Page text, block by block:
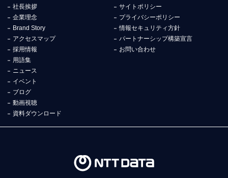
社長挨拶
企業理念
Brand Story
アクセスマップ
採用情報
サイトポリシー
プライバシーポリシー
情報セキュリティ方針
パートナーシップ構築宣言
お問い合わせ
用語集
ニュース
イベント
ブログ
動画視聴
資料ダウンロード